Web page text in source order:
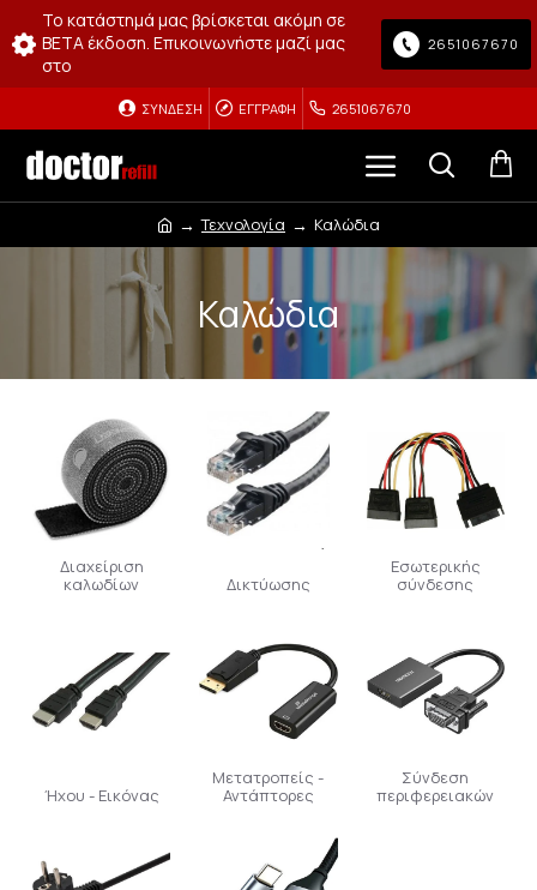
Το κατάστημά μας βρίσκεται ακόμη σε
BETA έκδοση. Επικοινωνήστε μαζί μας
στο
2651067670
ΣΎΝΔΕΣΗ ΕΓΓΡΑΦΉ 2651067670
Τεχνολογία Καλώδια
Καλώδια
Διαχείριση
καλωδίων
Δικτύωσης
Εσωτερικής
σύνδεσης
Ήχου - Εικόνας
Μετατροπείς -
Αντάπτορες
Σύνδεση
περιφερειακών